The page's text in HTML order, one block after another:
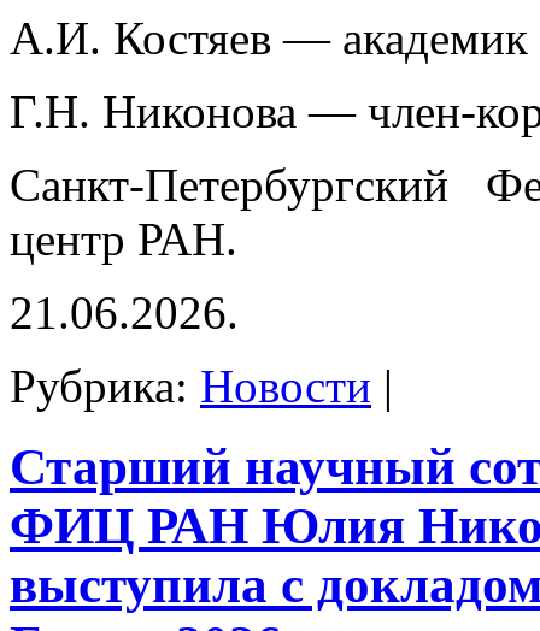
А.И. Костяев —
Г.Н. Никонова — член-
Санкт-Петербургский
центр РАН.
21.06.2026.
Рубрика: Новости |
Старший научный
ФИЦ РАН Юлия
выступила с